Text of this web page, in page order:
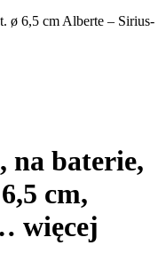
na baterie,
cm,
więcej